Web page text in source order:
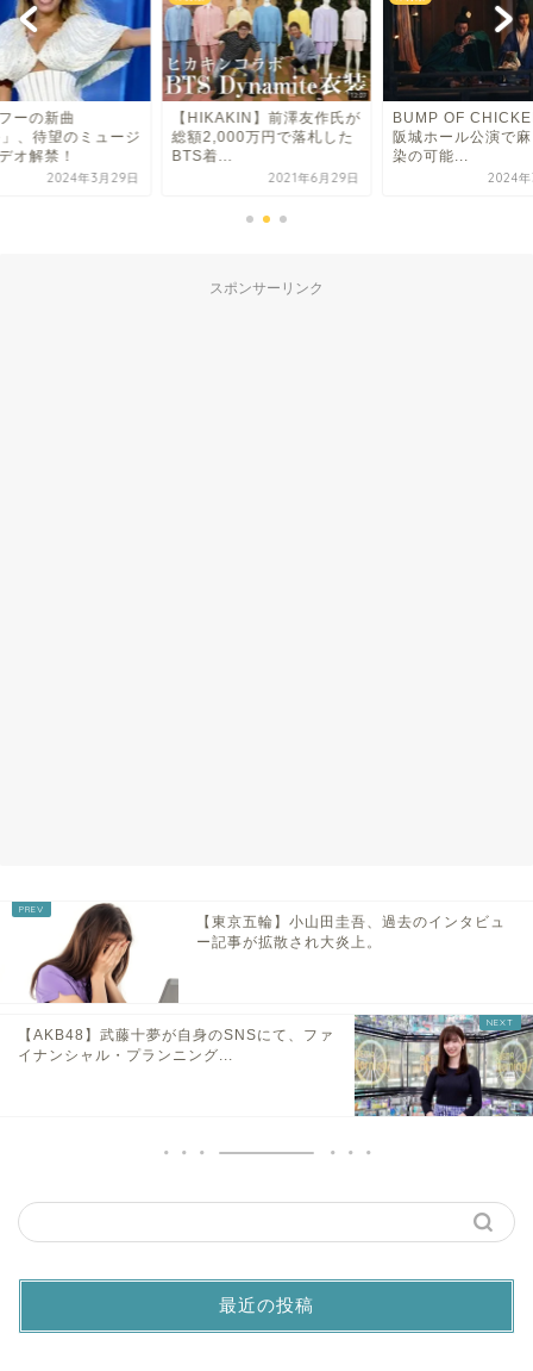
ーの新曲
、待望のミュージ
オ解禁！
2024年3月29日
【HIKAKIN】前澤友作氏が
総額2,000万円で落札した
BTS着...
2021年6月29日
BUMP OF
阪城ホール公演で
染の可能...
2024
スポンサーリンク
【東京五輪】小山田圭吾、過去のインタビュ
ー記事が拡散され大炎上。
【AKB48】武藤十夢が自身のSNSにて、ファ
イナンシャル・プランニング...
最近の投稿